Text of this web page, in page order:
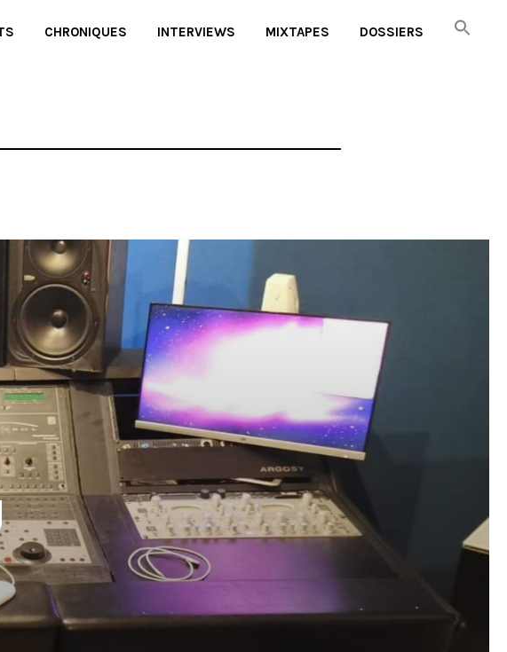
CHRONIQUES INTERVIEWS MIXTAPES DOSSIERS